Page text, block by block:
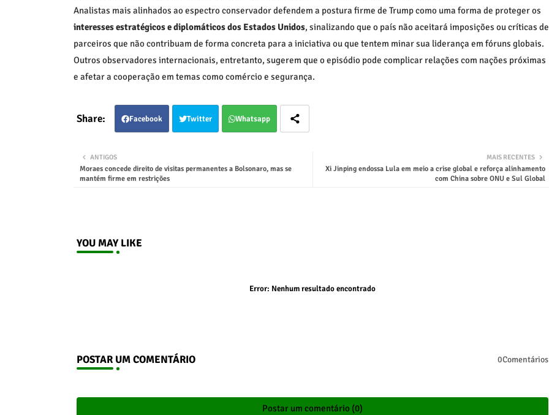
Analistas mais alinhados ao espectro conservador defendem a postura firme de Trump como uma forma de proteger os
interesses estratégicos e diplomáticos dos Estados Unidos, sinalizando que o país não aceitará imposições ou críticas de
parceiros que não contribuam de forma concreta para a iniciativa ou que tentem minar sua liderança em fóruns globais.
Outros observadores internacionais, entretanto, sugerem que o episódio pode complicar relações com nações próximas
e afetar a cooperação em temas como comércio e segurança.
Facebook Twitter Whatsapp
MAIS RECENTES
Xi Jinping endossa Lula em meio a crise global e reforça alinhamento
com China sobre ONU e Sul Global
ANTIGOS
Moraes concede direito de visitas permanentes a Bolsonaro, mas se
mantém firme em restrições
YOU MAY LIKE
Error: Nenhum resultado encontrado
POSTAR UM COMENTÁRIO 0Comentários
Postar um comentário (0)